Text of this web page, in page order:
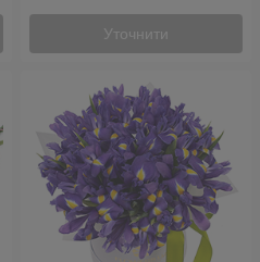
Уточнити